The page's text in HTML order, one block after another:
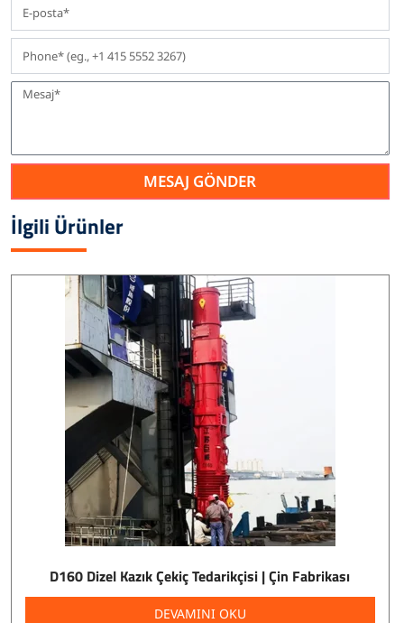
MESAJ GÖNDER
İlgili Ürünler
D160 Dizel Kazık Çekiç Tedarikçisi | Çin Fabrikası
DEVAMINI OKU